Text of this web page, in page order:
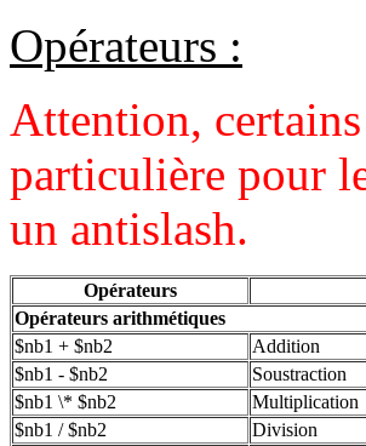
Opérateurs :
Attention,
particulière pour
un antislash.
Opérateurs
Opérateurs arithmétiques
$nb1 + $nb2
Addition
$nb1 - $nb2
Soustraction
$nb1 \* $nb2
Multiplication
$nb1 / $nb2
Division